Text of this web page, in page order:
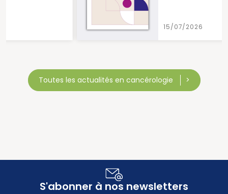
15/07/2026
Toutes les actualités en cancérologie
S'abonner à nos newsletters